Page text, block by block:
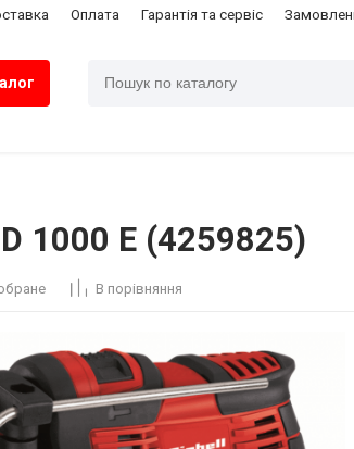
Оплата Гарантія та сервіс
1000 E (4259825)
В порівняння